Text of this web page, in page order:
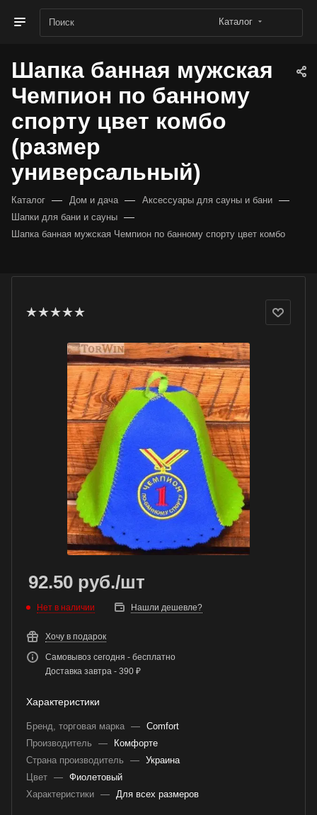
Каталог
Шапка банная мужская
Чемпион по банному
спорту цвет комбо
(размер
универсальный)
Каталог — Дом и дача — Аксессуары для сауны и бани —
Шапки для бани и сауны —
Шапка банная мужская Чемпион по банному спорту цвет комбо
92.50 руб./шт
Нет в наличии Нашли дешевле?
Хочу в подарок
Самовывоз сегодня - бесплатно
Доставка завтра - 390 ₽
Характеристики
Бренд, торговая марка — Comfort
Производитель
—
Комфорте
Страна производитель
— Украина
Цвет — Фиолетовый
Характеристики — Для всех размеров